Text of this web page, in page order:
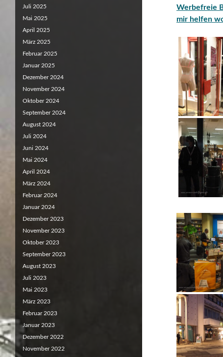
Werbefreie
mir helfen
Juli 2025
Mai 2025
April 2025
März 2025
Februar 2025
Januar 2025
Dezember 2024
November 2024
Oktober 2024
September 2024
August 2024
Juli 2024
Juni 2024
Mai 2024
April 2024
März 2024
Februar 2024
Januar 2024
Dezember 2023
November 2023
Oktober 2023
September 2023
August 2023
Juli 2023
Mai 2023
März 2023
Februar 2023
Januar 2023
Dezember 2022
November 2022